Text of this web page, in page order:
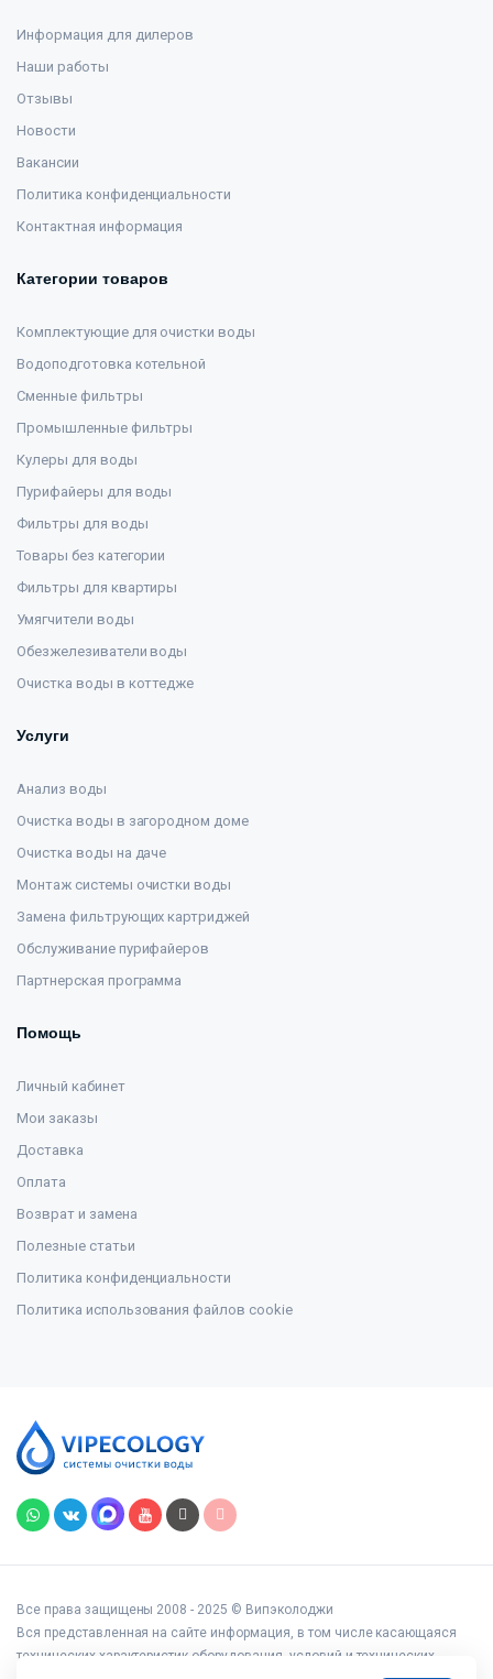
Информация для дилеров
Наши работы
Отзывы
Новости
Вакансии
Политика конфиденциальности
Контактная информация
Категории товаров
Комплектующие для очистки воды
Водоподготовка котельной
Сменные фильтры
Промышленные фильтры
Кулеры для воды
Пурифайеры для воды
Фильтры для воды
Товары без категории
Фильтры для квартиры
Умягчители воды
Обезжелезиватели воды
Очистка воды в коттедже
Услуги
Анализ воды
Очистка воды в загородном доме
Очистка воды на даче
Монтаж системы очистки воды
Замена фильтрующих картриджей
Обслуживание пурифайеров
Партнерская программа
Помощь
Личный кабинет
Мои заказы
Доставка
Оплата
Возврат и замена
Полезные статьи
Политика конфиденциальности
Политика использования файлов cookie
Все права защищены 2008 - 2025 © Випэколоджи
Вся представленная на сайте информация, в том числе касающаяся
технических характеристик оборудования, условий и технических